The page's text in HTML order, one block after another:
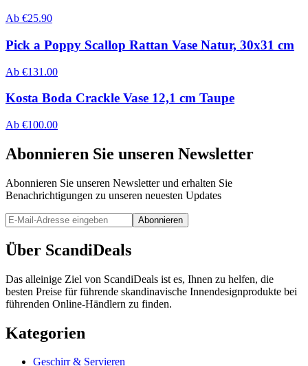
Ab €25.90
Pick a Poppy Scallop Rattan Vase Natur, 30x31 cm
Ab €131.00
Kosta Boda Crackle Vase 12,1 cm Taupe
Ab €100.00
Abonnieren Sie unseren Newsletter
Abonnieren Sie unseren Newsletter und erhalten Sie
Benachrichtigungen zu unseren neuesten Updates
Abonnieren
Über ScandiDeals
Das alleinige Ziel von ScandiDeals ist es, Ihnen zu helfen, die
besten Preise für führende skandinavische Innendesignprodukte bei
führenden Online-Händlern zu finden.
Kategorien
Geschirr & Servieren